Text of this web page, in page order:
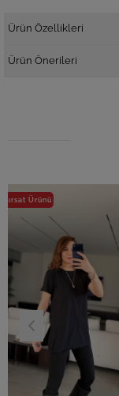
Ürün Özellikleri
Ürün Önerileri
%40İndirim